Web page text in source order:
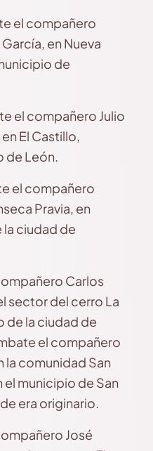
el compañero
en Nueva
de
el compañero Julio
El Castillo,
de León.
el compañero
Pravia, en
la ciudad de
Carlos
sector del cerro La
de la ciudad de
el compañero
la comunidad San
el municipio de San
era originario.
José